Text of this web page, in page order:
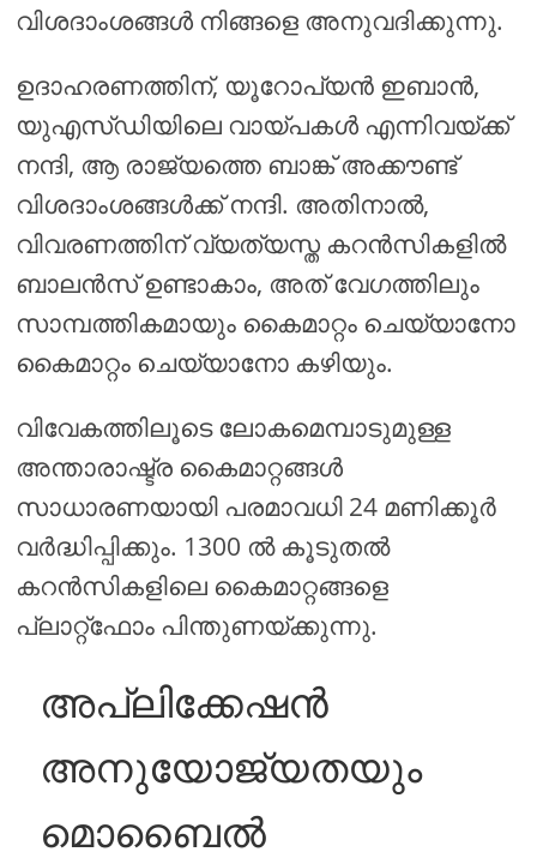
വിശദാംശങ്ങൾ നിങ്ങളെ അനുവദിക്കുന്നു.
ഉദാഹരണത്തിന്, യൂറോപ്യൻ ഇബാൻ,
യുഎസ്ഡിയിലെ വായ്പകൾ എന്നിവയ്ക്ക്
നന്ദി, ആ രാജ്യത്തെ ബാങ്ക് അക്കൗണ്ട്
വിശദാംശങ്ങൾക്ക് നന്ദി. അതിനാൽ,
വിവരണത്തിന് വ്യത്യസ്ത കറൻസികളിൽ
ബാലൻസ് ഉണ്ടാകാം, അത് വേഗത്തിലും
സാമ്പത്തികമായും കൈമാറ്റം ചെയ്യാനോ
കൈമാറ്റം ചെയ്യാനോ കഴിയും.
വിവേകത്തിലൂടെ ലോകമെമ്പാടുമുള്ള
അന്താരാഷ്ട്ര കൈമാറ്റങ്ങൾ
സാധാരണയായി പരമാവധി 24 മണിക്കൂർ
വർദ്ധിപ്പിക്കും. 1300 ൽ കൂടുതൽ
കറൻസികളിലെ കൈമാറ്റങ്ങളെ
പ്ലാറ്റ്ഫോം പിന്തുണയ്ക്കുന്നു.
അപ്ലിക്കേഷൻ
അനുയോജ്യതയും
മൊബൈൽ